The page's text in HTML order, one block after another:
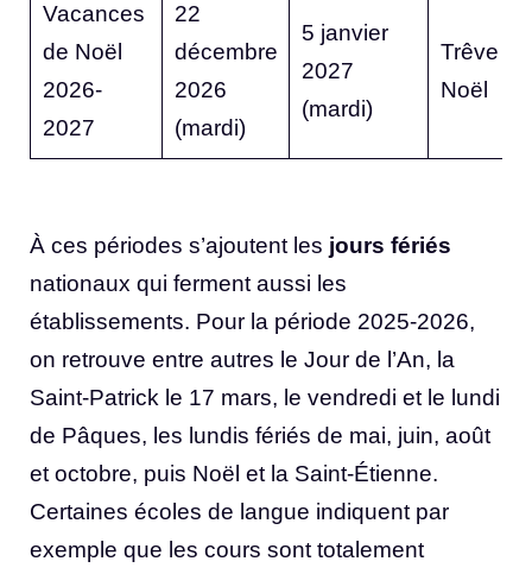
Vacances
de Noël
2026-
2027
22
décembre
2026
(mardi)
5 janvier
2027
(mardi)
Trêve de
Noël
À ces périodes s’ajoutent les jours fériés
nationaux qui ferment aussi les
établissements. Pour la période 2025-2026,
on retrouve entre autres le Jour de l’An, la
Saint-Patrick le 17 mars, le vendredi et le lundi
de Pâques, les lundis fériés de mai, juin, août
et octobre, puis Noël et la Saint-Étienne.
Certaines écoles de langue indiquent par
exemple que les cours sont totalement